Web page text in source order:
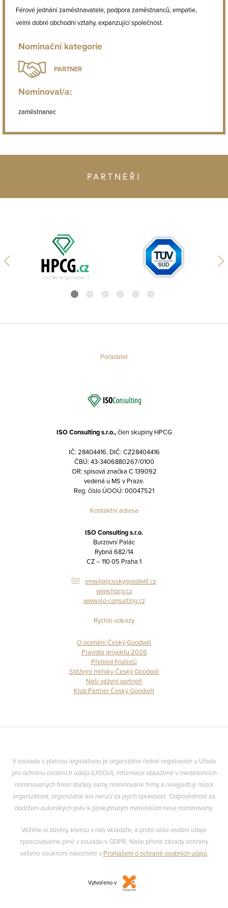
Férové jednání zaměstnavatele, podpora zaměstnanců, empatie,
velmi dobré obchodní vztahy, expanzující společnost.
Nominační kategorie
PARTNER
Nominoval/a:
zaměstnanec
PARTNEŘI
Pořadatel
ISO Consulting s.r.o.,člen skupiny HPCG
IČ: 28404416, DIČ: CZ28404416
ČBÚ: 43-3406880267/0100
OR: spisová značka C 139092
vedená u MS v Praze.
Reg. číslo ÚOOÚ: 00047521
Kontaktní adresa
ISO Consulting s.r.o.
Burzovní Palác
Rybná 682/14
CZ – 110 05 Praha 1
email(at)ceskygoodwill.cz
www.hpcg.cz
www.iso-consulting.cz
Rychlé odkazy
O ocenění Český Goodwill
Pravidla projektu 2026
Přehled finalistů
Stěžejní milníky Český Goodwill
Naši vážení partneři
Klub Partner Český Goodwill
V souladu s platnou legislativou je organizátor řádně registrován u Úřadu
pro ochranu osobních údajů (ÚOOÚ). Informace obsažené v medailoncích
nominovaných firem dodaly samy nominované firmy a nevyjadřují názor
organizátora, organizátor ani neručí za jejich správnost. Odpovědnost za
dodržení autorských práv k poskytnutým materiálům nese nominovaný.
Vážíme si důvěry, kterou v nás vkládáte, a proto vaše osobní údaje
zpracováváme plně v souladu s GDPR. Naše přísné zásady ochrany
vašeho soukromí naleznete v Prohlášení o ochraně osobních údajů.
Vytvořeno v